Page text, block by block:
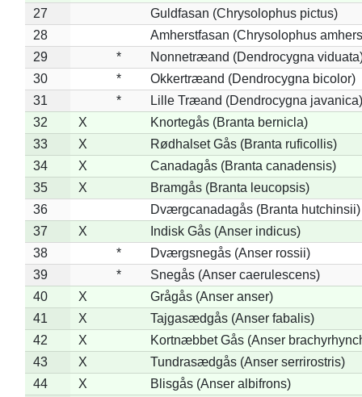
27
Guldfasan (Chrysolophus pictus)
28
Amherstfasan (Chrysolophus
29
*
Nonnetræand (Dendrocygna
30
*
Okkertræand (Dendrocygna bicolor)
31
*
Lille Træand (Dendrocygna javanica)
32
X
Knortegås (Branta bernicla)
33
X
Rødhalset Gås (Branta ruficollis)
34
X
Canadagås (Branta canadensis)
35
X
Bramgås (Branta leucopsis)
36
Dværgcanadagås (Branta hutchinsii)
37
X
Indisk Gås (Anser indicus)
38
*
Dværgsnegås (Anser rossii)
39
*
Snegås (Anser caerulescens)
40
X
Grågås (Anser anser)
41
X
Tajgasædgås (Anser fabalis)
42
X
Kortnæbbet Gås (Anser
43
X
Tundrasædgås (Anser serrirostris)
44
X
Blisgås (Anser albifrons)